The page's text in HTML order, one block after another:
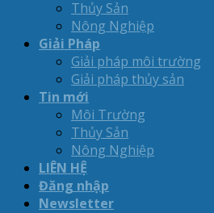
Thủy Sản
Nông Nghiệp
Giải Pháp
Giải pháp môi trường
Giải pháp thủy sản
Tin mới
Môi Trường
Thủy Sản
Nông Nghiệp
LIÊN HỆ
Đăng nhập
Newsletter